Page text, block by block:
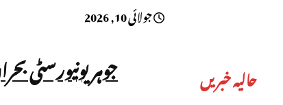
جولائی 10, 2026
حالیہ خبریں جوہر یونیورسٹی